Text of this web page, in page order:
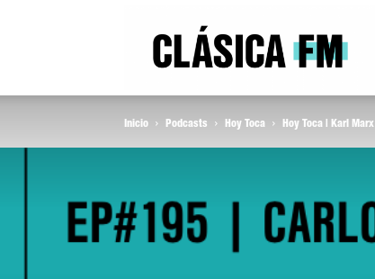
Inicio Podcasts Hoy Toca Hoy Toca | Karl Marx